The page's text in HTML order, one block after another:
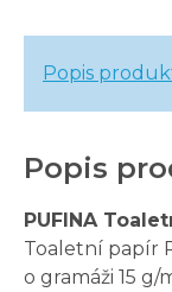
Popis
Popis
PUFINA
Toaletní papír
o gramáži 15